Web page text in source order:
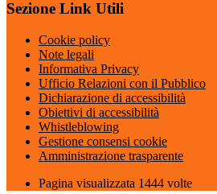
Sezione Link Utili
Cookie policy
Note legali
Informativa Privacy
Ufficio Relazioni con il Pubblico
Dichiarazione di accessibilità
Obiettivi di accessibilità
Whistleblowing
Gestione consensi cookie
Amministrazione trasparente
Pagina visualizzata 1444 volte